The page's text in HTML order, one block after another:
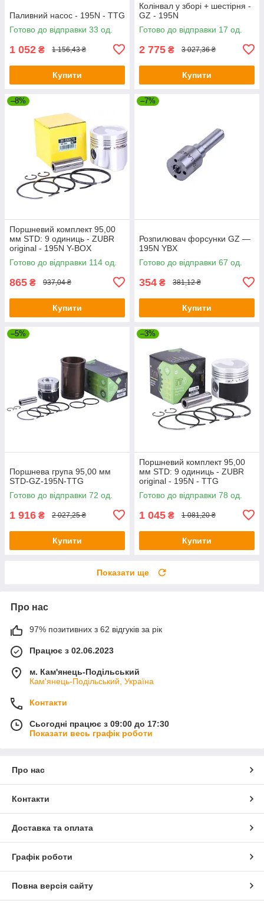
Паливний насос - 195N - TTG
Готово до відправки 33 од.
1 052 ₴ 1 156,43 ₴
Купити
Колінвал у зборі + шестірня -
GZ - 195N
Готово до відправки 17 од.
2 775 ₴ 3 027,36 ₴
Купити
–8%
Поршневий комплект 95,00
мм STD: 9 одиниць - ZUBR
original - 195N Y-BOX
Готово до відправки 114 од.
865 ₴ 937,04 ₴
Купити
–7%
Розпилювач форсунки GZ —
195N YBX
Готово до відправки 67 од.
354 ₴ 381,12 ₴
Купити
–5%
Поршнева група 95,00 мм
STD-GZ-195N-TTG
Готово до відправки 72 од.
1 916 ₴ 2 027,25 ₴
Купити
–3%
Поршневий комплект 95,00
мм STD: 9 одиниць - ZUBR
original - 195N - TTG
Готово до відправки 78 од.
1 045 ₴ 1 081,20 ₴
Купити
Показати ще
Про нас
97% позитивних з 62 відгуків за рік
Працює з 02.06.2023
м. Кам'янець-Подільський
Кам'янець-Подільський, Україна
Контакти
Сьогодні працює з 09:00 до 17:30
Показати весь графік роботи
Про нас
Контакти
Доставка та оплата
Графік роботи
Повна версія сайту